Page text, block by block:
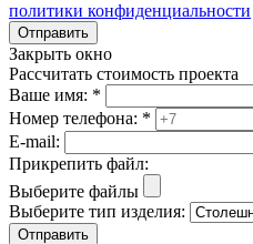
политики конфиденциальности
Отправить
Закрыть окно
Рассчитать стоимость проекта
Ваше имя: *
Номер телефона: *
E-mail:
Прикрепить файл:
Выберите файлы
Выберите тип изделия:
Отправить